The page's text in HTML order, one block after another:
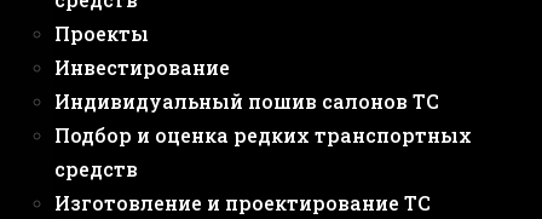
Проекты
Инвестирование
Индивидуальный пошив салонов ТС
Подбор и оценка редких транспортных
средств
Изготовление и проектирование ТС